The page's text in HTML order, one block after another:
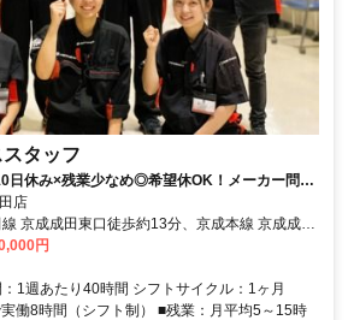
タッフ
日休み×残業少なめ◎希望休OK！メーカー問わ
環境です。CMでもお馴染みのオートバックス
きませんか？
店
京成成田東口徒歩約13分、京成本線 京成成田
成田線 成田東口徒歩約16分
円
1週あたり40時間 シフトサイクル：1ヶ月
働8時間（シフト制） ■残業：月平均5～15時